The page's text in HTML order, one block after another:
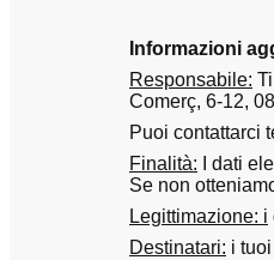
Informazioni
Responsabile:
Comerç, 6-12,
Puoi contattarci
Finalità: I dati
Se non
Legittimazione: i
Destinatari: i